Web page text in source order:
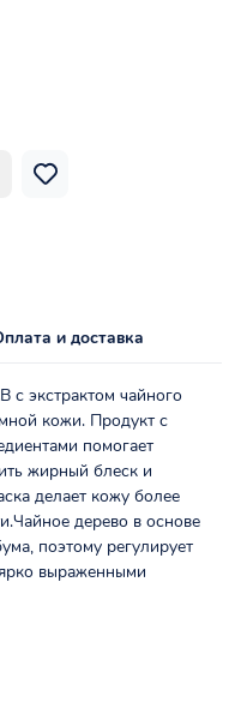
и доставка
с экстрактом чайного
кожи. Продукт с
помогает
жирный блеск и
делает кожу более
дерево в основе
поэтому регулирует
выраженными